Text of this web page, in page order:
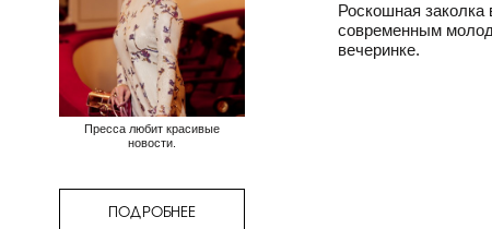
Пресса любит красивые
новости.
ПОДРОБНЕЕ
Роскошная
современным
вечеринке.